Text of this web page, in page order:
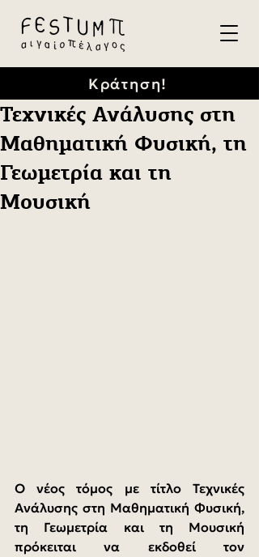
Κράτηση!
Τεχνικές Ανάλυσης στη
Μαθηματική Φυσική, τη
Γεωμετρία και τη
Μουσική
Ο νέος τόμος με τίτλο Τεχνικές
Ανάλυσης στη Μαθηματική Φυσική,
τη Γεωμετρία και τη Μουσική
πρόκειται να εκδοθεί τον